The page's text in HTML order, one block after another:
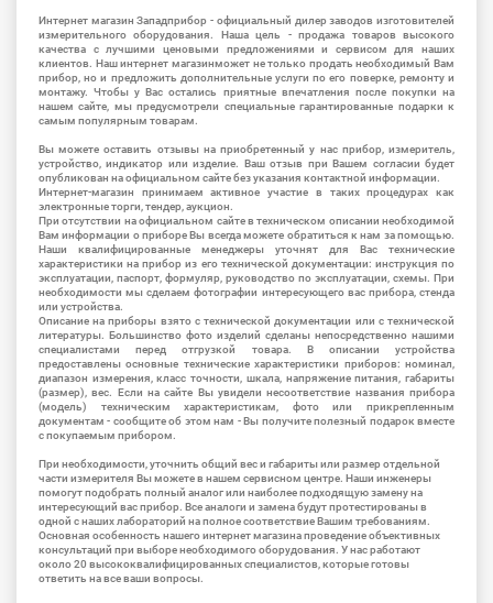
Интернет магазин Западприбор - официальный дилер заводов изготовителей
измерительного оборудования. Наша цель - продажа товаров высокого
качества с лучшими ценовыми предложениями и сервисом для наших
клиентов. Наш интернет магазинможет не только продать необходимый Вам
прибор, но и предложить дополнительные услуги по его поверке, ремонту и
монтажу. Чтобы у Вас остались приятные впечатления после покупки на
нашем сайте, мы предусмотрели специальные гарантированные подарки к
самым популярным товарам.
Вы можете оставить отзывы на приобретенный у нас прибор, измеритель,
устройство, индикатор или изделие. Ваш отзыв при Вашем согласии будет
опубликован на официальном сайте без указания контактной информации.
Интернет-магазин принимаем активное участие в таких процедурах как
электронные торги, тендер, аукцион.
При отсутствии на официальном сайте в техническом описании необходимой
Вам информации о приборе Вы всегда можете обратиться к нам за помощью.
Наши квалифицированные менеджеры уточнят для Вас технические
характеристики на прибор из его технической документации: инструкция по
эксплуатации, паспорт, формуляр, руководство по эксплуатации, схемы. При
необходимости мы сделаем фотографии интересующего вас прибора, стенда
или устройства.
Описание на приборы взято с технической документации или с технической
литературы. Большинство фото изделий сделаны непосредственно нашими
специалистами перед отгрузкой товара. В описании устройства
предоставлены основные технические характеристики приборов: номинал,
диапазон измерения, класс точности, шкала, напряжение питания, габариты
(размер), вес. Если на сайте Вы увидели несоответствие названия прибора
(модель) техническим характеристикам, фото или прикрепленным
документам - сообщите об этом нам - Вы получите полезный подарок вместе
с покупаемым прибором.
При необходимости, уточнить общий вес и габариты или размер отдельной
части измерителя Вы можете в нашем сервисном центре. Наши инженеры
помогут подобрать полный аналог или наиболее подходящую замену на
интересующий вас прибор. Все аналоги и замена будут протестированы в
одной с наших лабораторий на полное соответствие Вашим требованиям.
Основная особенность нашего интернет магазина проведение объективных
консультаций при выборе необходимого оборудования. У нас работают
около 20 высококвалифицированных специалистов, которые готовы
ответить на все ваши вопросы.